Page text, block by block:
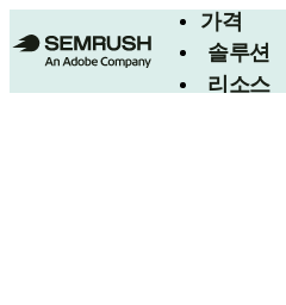
가격
솔루션
리소스